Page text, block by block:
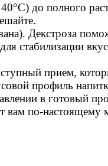
до полного
Декстроза
стабилизации
прием,
профиль
в готовый
вам по-настоящему